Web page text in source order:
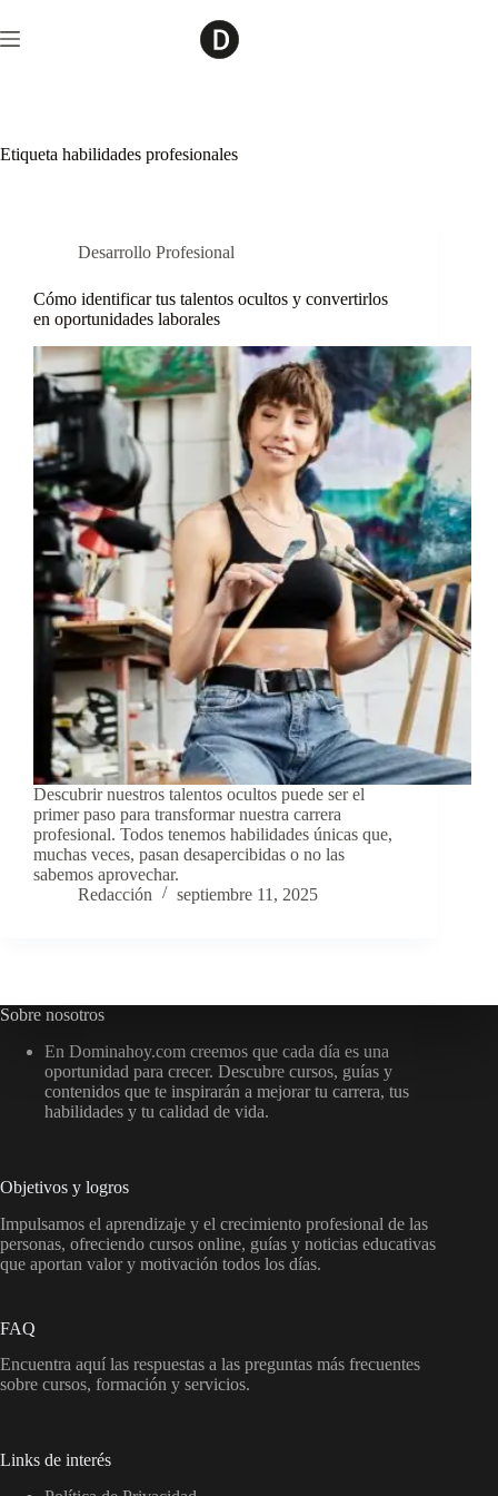
al
contenido
Etiqueta habilidades profesionales
Desarrollo Profesional
Cómo identificar tus talentos ocultos y convertirlos
en oportunidades laborales
Descubrir nuestros talentos ocultos puede ser el
primer paso para transformar nuestra carrera
profesional. Todos tenemos habilidades únicas que,
muchas veces, pasan desapercibidas o no las
sabemos aprovechar.
Redacción
septiembre 11, 2025
Sobre nosotros
En Dominahoy.com creemos que cada día es una
oportunidad para crecer. Descubre cursos, guías y
contenidos que te inspirarán a mejorar tu carrera, tus
habilidades y tu calidad de vida.
Objetivos y logros
Impulsamos el aprendizaje y el crecimiento profesional de las
personas, ofreciendo cursos online, guías y noticias educativas
que aportan valor y motivación todos los días.
FAQ
Encuentra aquí las respuestas a las preguntas más frecuentes
sobre cursos, formación y servicios.
Links de interés